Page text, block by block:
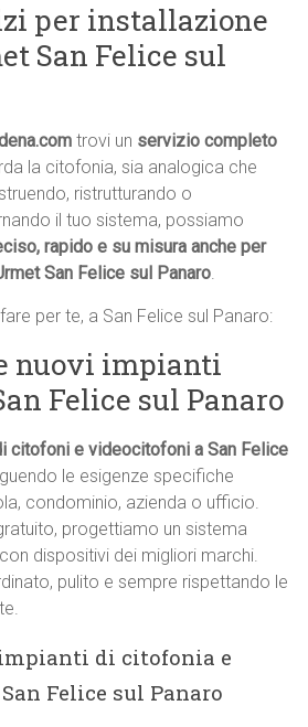
per installazione
San Felice sul
trovi un servizio completo
la citofonia, sia analogica che
ristrutturando o
il tuo sistema, possiamo
rapido e su misura anche per
San Felice sul Panaro.
per te, a San Felice sul Panaro:
nuovi impianti
Felice sul Panaro
citofoni e videocitofoni a San Felice
le esigenze specifiche
condominio, azienda o ufficio.
progettiamo un sistema
dispositivi dei migliori marchi.
pulito e sempre rispettando le
di citofonia e
Felice sul Panaro